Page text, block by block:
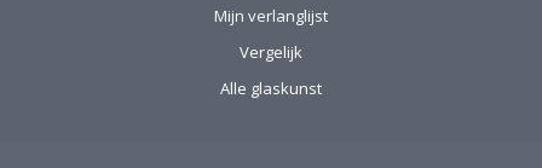
Mijn verlanglijst
Vergelijk
Alle glaskunst